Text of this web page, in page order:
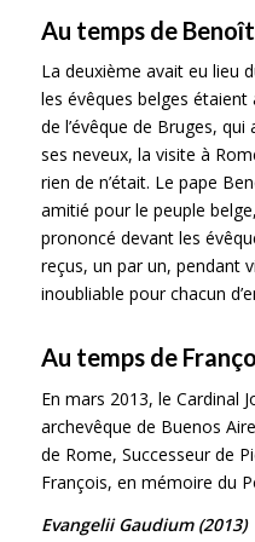
Au temps de
La deuxième avait eu lieu
les évêques belges
de l’évêque de Bruges,
ses neveux, la visite à
rien de n’était. Le pape
amitié pour le peuple
prononcé devant les
reçus, un par un, pendant
inoubliable pour chacun
Au temps de
En mars 2013, le Cardinal
archevêque de Buenos
de Rome, Successeur de
François, en mémoire du
Evangelii Gaudium (2013)